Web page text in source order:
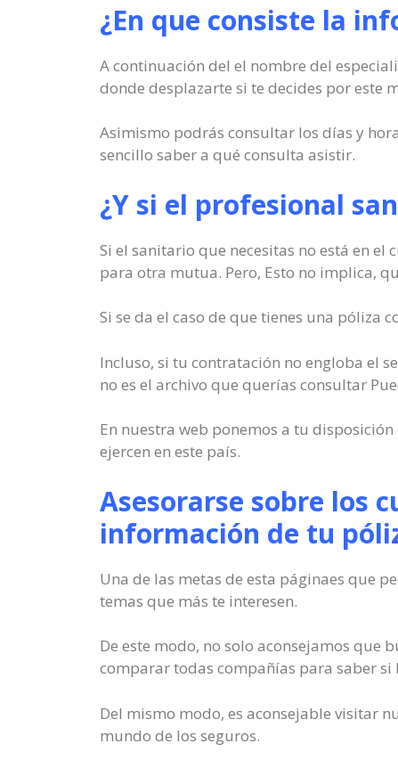
¿En que consiste la
A continuación del el nombre del
donde desplazarte si te decides por este
Asimismo podrás consultar los días y
sencillo saber a qué consulta asistir.
¿Y si el profesional
Si el sanitario que necesitas no está en
para otra mutua. Pero, Esto no implica,
Si se da el caso de que tienes una póliza
Incluso, si tu contratación no engloba el
no es el archivo que querías consultar
En nuestra web ponemos a tu
ejercen en este país.
Asesorarse sobre los
información de tu
Una de las metas de esta páginaes que
temas que más te interesen.
De este modo, no solo aconsejamos que
comparar todas compañías para saber
Del mismo modo, es aconsejable visitar
mundo de los seguros.